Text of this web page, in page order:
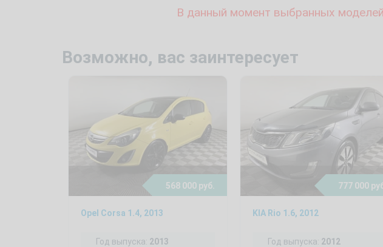
В данный момент выбранных
Возможно, вас заинтересует
568 000 руб.
Opel Corsa 1.4, 2013
Год выпуска: 2013
777 000
KIA Rio 1.6, 2012
Год выпуска: 2012